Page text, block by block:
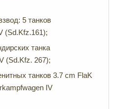
5 танков
(Sd.Kfz.161);
танка
(Sd.Kfz. 267);
танков 3.7 cm FlaK
IV